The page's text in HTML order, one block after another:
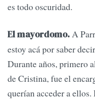
es todo oscuridad.
El mayordomo.A
estoy acá por saber
Durante años, primero
de Cristina, fue el
querían acceder a